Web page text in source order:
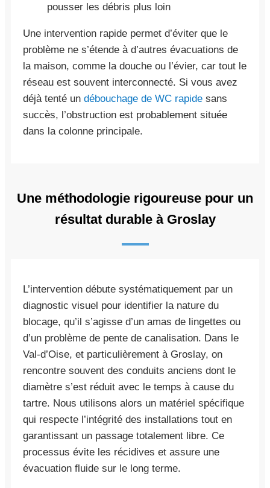
pousser les débris plus loin
Une intervention rapide permet d’éviter que le
problème ne s’étende à d’autres évacuations de
la maison, comme la douche ou l’évier, car tout le
réseau est souvent interconnecté. Si vous avez
déjà tenté un débouchage de WC rapide sans
succès, l’obstruction est probablement située
dans la colonne principale.
Une méthodologie rigoureuse pour un
résultat durable à Groslay
L’intervention débute systématiquement par un
diagnostic visuel pour identifier la nature du
blocage, qu’il s’agisse d’un amas de lingettes ou
d’un problème de pente de canalisation. Dans le
Val-d’Oise, et particulièrement à Groslay, on
rencontre souvent des conduits anciens dont le
diamètre s’est réduit avec le temps à cause du
tartre. Nous utilisons alors un matériel spécifique
qui respecte l’intégrité des installations tout en
garantissant un passage totalement libre. Ce
processus évite les récidives et assure une
évacuation fluide sur le long terme.